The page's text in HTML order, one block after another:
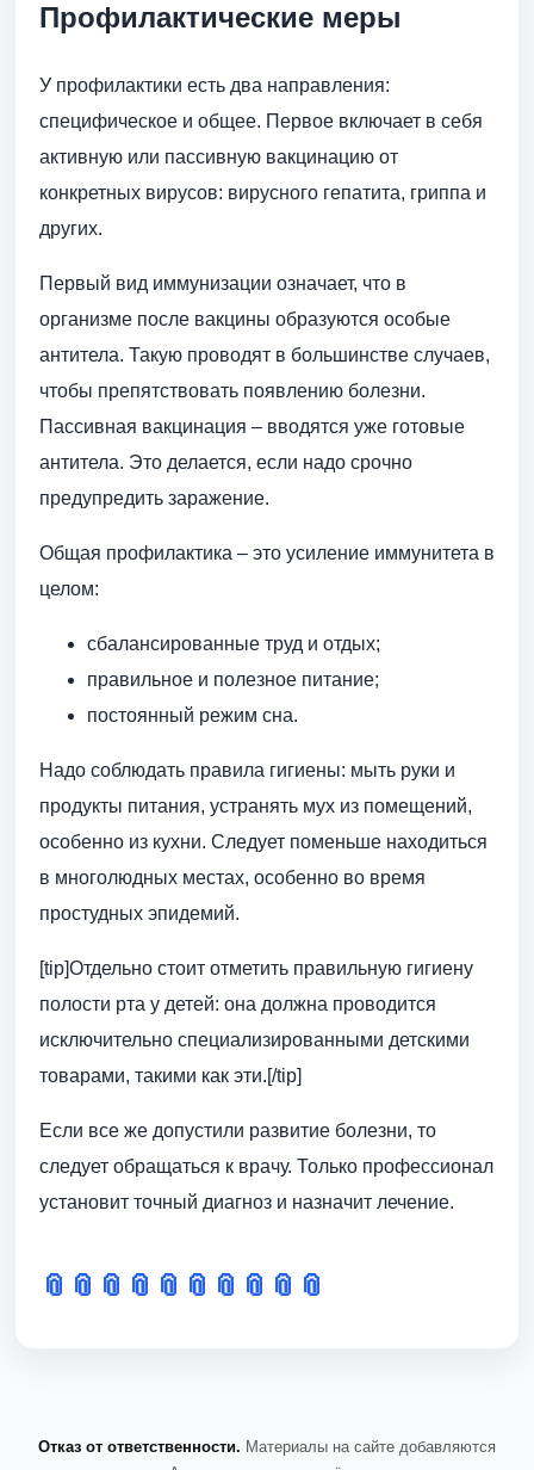
Профилактические меры
У профилактики есть два направления:
специфическое и общее. Первое включает в себя
активную или пассивную вакцинацию от
конкретных вирусов: вирусного гепатита, гриппа и
других.
Первый вид иммунизации означает, что в
организме после вакцины образуются особые
антитела. Такую проводят в большинстве случаев,
чтобы препятствовать появлению болезни.
Пассивная вакцинация – вводятся уже готовые
антитела. Это делается, если надо срочно
предупредить заражение.
Общая профилактика – это усиление иммунитета в
целом:
сбалансированные труд и отдых;
правильное и полезное питание;
постоянный режим сна.
Надо соблюдать правила гигиены: мыть руки и
продукты питания, устранять мух из помещений,
особенно из кухни. Следует поменьше находиться
в многолюдных местах, особенно во время
простудных эпидемий.
[tip]Отдельно стоит отметить правильную гигиену
полости рта у детей: она должна проводится
исключительно специализированными детскими
товарами, такими как эти.[/tip]
Если все же допустили развитие болезни, то
следует обращаться к врачу. Только профессионал
установит точный диагноз и назначит лечение.
📎 📎 📎 📎 📎 📎 📎 📎 📎 📎
Отказ от ответственности. Материалы на сайте добавляются